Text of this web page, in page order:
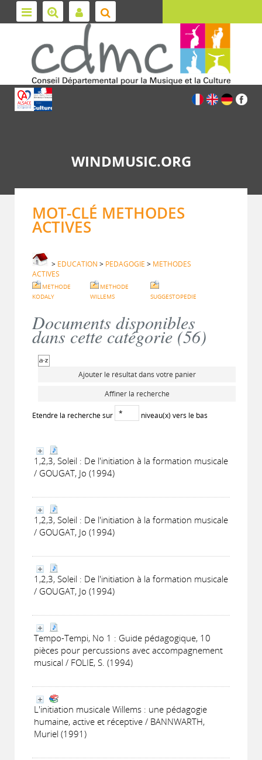
WINDMUSIC.ORG
MOT-CLÉ METHODES
ACTIVES
> EDUCATION > PEDAGOGIE > METHODES
ACTIVES
METHODE
KODALY
METHODE
WILLEMS
SUGGESTOPEDIE
Documents disponibles
dans cette catégorie (56)
Ajouter le résultat dans votre panier
Affiner la recherche
Etendre la recherche sur niveau(x) vers le bas
1,2,3, Soleil : De l'initiation à la formation musicale
/ GOUGAT, Jo (1994)
1,2,3, Soleil : De l'initiation à la formation musicale
/ GOUGAT, Jo (1994)
1,2,3, Soleil : De l'initiation à la formation musicale
/ GOUGAT, Jo (1994)
Tempo-Tempi, No 1 : Guide pédagogique, 10
pièces pour percussions avec accompagnement
musical / FOLIE, S. (1994)
L'initiation musicale Willems : une pédagogie
humaine, active et réceptive / BANNWARTH,
Muriel (1991)